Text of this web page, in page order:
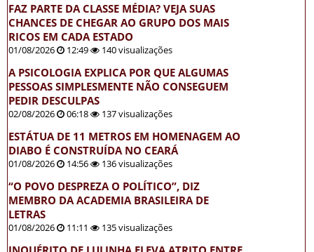
FAZ PARTE DA CLASSE MÉDIA? VEJA SUAS
CHANCES DE CHEGAR AO GRUPO DOS MAIS
RICOS EM CADA ESTADO
01/08/2026 12:49 140 visualizações
A PSICOLOGIA EXPLICA POR QUE ALGUMAS
PESSOAS SIMPLESMENTE NÃO CONSEGUEM
PEDIR DESCULPAS
02/08/2026 06:18 137 visualizações
ESTÁTUA DE 11 METROS EM HOMENAGEM AO
DIABO É CONSTRUÍDA NO CEARÁ
01/08/2026 14:56 136 visualizações
“O POVO DESPREZA O POLÍTICO”, DIZ
MEMBRO DA ACADEMIA BRASILEIRA DE
LETRAS
01/08/2026 11:11 135 visualizações